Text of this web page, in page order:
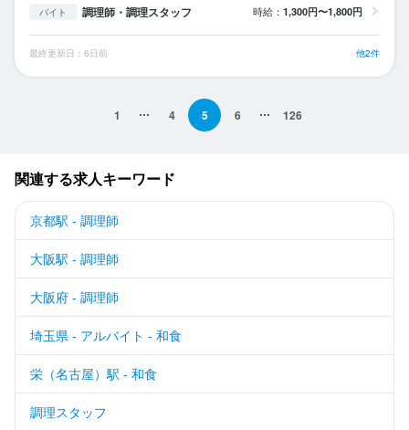
バイト 調理師・調理スタッフ 時給： 1,300円〜1,800円
最終更新日：6日前 他2件
1 4 5 6 126
関連する求人キーワード
京都駅 - 調理師
大阪駅 - 調理師
大阪府 - 調理師
埼玉県 - アルバイト - 和食
栄（名古屋）駅 - 和食
調理スタッフ